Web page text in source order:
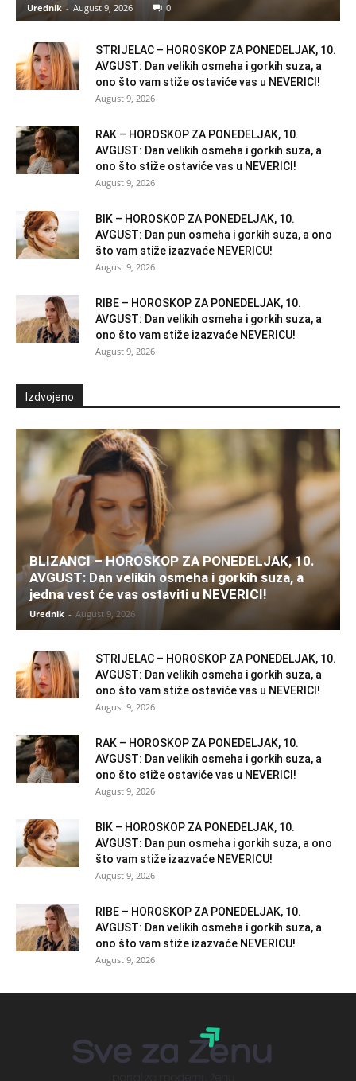
Urednik - August 9, 2026 0
STRIJELAC – HOROSKOP ZA PONEDELJAK, 10.
AVGUST: Dan velikih osmeha i gorkih suza, a
ono što vam stiže ostaviće vas u NEVERICI!
August 9, 2026
RAK – HOROSKOP ZA PONEDELJAK, 10.
AVGUST: Dan velikih osmeha i gorkih suza, a
ono što stiže ostaviće vas u NEVERICI!
August 9, 2026
BIK – HOROSKOP ZA PONEDELJAK, 10.
AVGUST: Dan pun osmeha i gorkih suza, a ono
što vam stiže izazvaće NEVERICU!
August 9, 2026
RIBE – HOROSKOP ZA PONEDELJAK, 10.
AVGUST: Dan velikih osmeha i gorkih suza, a
ono što vam stiže izazvaće NEVERICU!
August 9, 2026
Izdvojeno
BLIZANCI – HOROSKOP ZA PONEDELJAK, 10.
AVGUST: Dan velikih osmeha i gorkih suza, a
jedna vest će vas ostaviti u NEVERICI!
Urednik - August 9, 2026
STRIJELAC – HOROSKOP ZA PONEDELJAK, 10.
AVGUST: Dan velikih osmeha i gorkih suza, a
ono što vam stiže ostaviće vas u NEVERICI!
August 9, 2026
RAK – HOROSKOP ZA PONEDELJAK, 10.
AVGUST: Dan velikih osmeha i gorkih suza, a
ono što stiže ostaviće vas u NEVERICI!
August 9, 2026
BIK – HOROSKOP ZA PONEDELJAK, 10.
AVGUST: Dan pun osmeha i gorkih suza, a ono
što vam stiže izazvaće NEVERICU!
August 9, 2026
RIBE – HOROSKOP ZA PONEDELJAK, 10.
AVGUST: Dan velikih osmeha i gorkih suza, a
ono što vam stiže izazvaće NEVERICU!
August 9, 2026